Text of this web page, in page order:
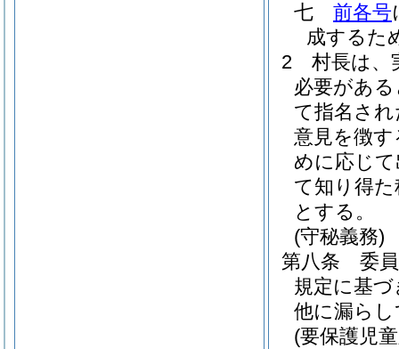
七
前各号
成するた
2
村長は、
必要があ
て指名さ
意見を徴
めに応じ
て知り得
とする。
(守秘義務)
第八条
委
規定に基
他に漏ら
(要保護児